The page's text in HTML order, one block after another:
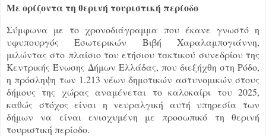
Με ορίζοντα τη θερινή τουριστική περίοδο
Σύμφωνα με το χρονοδιάγραμμα που έκανε γνωστό η
υφυπουργός Εσωτερικών Βιβή Χαραλαμπογιάννη,
μιλώντας στο πλαίσιο του ετήσιου τακτικού συνεδρίου της
Κεντρικής Ένωσης Δήμων Ελλάδας, που διεξήχθη στη Ρόδο,
η πρόσληψη των 1.213 νέων δημοτικών αστυνομικών στους
δήμους της χώρας αναμένεται το καλοκαίρι του 2025,
καθώς στόχος είναι η νευραλγική αυτή υπηρεσία των
δήμων να είναι ενισχυμένη με προσωπικό τη θερινή
τουριστική περίοδο.